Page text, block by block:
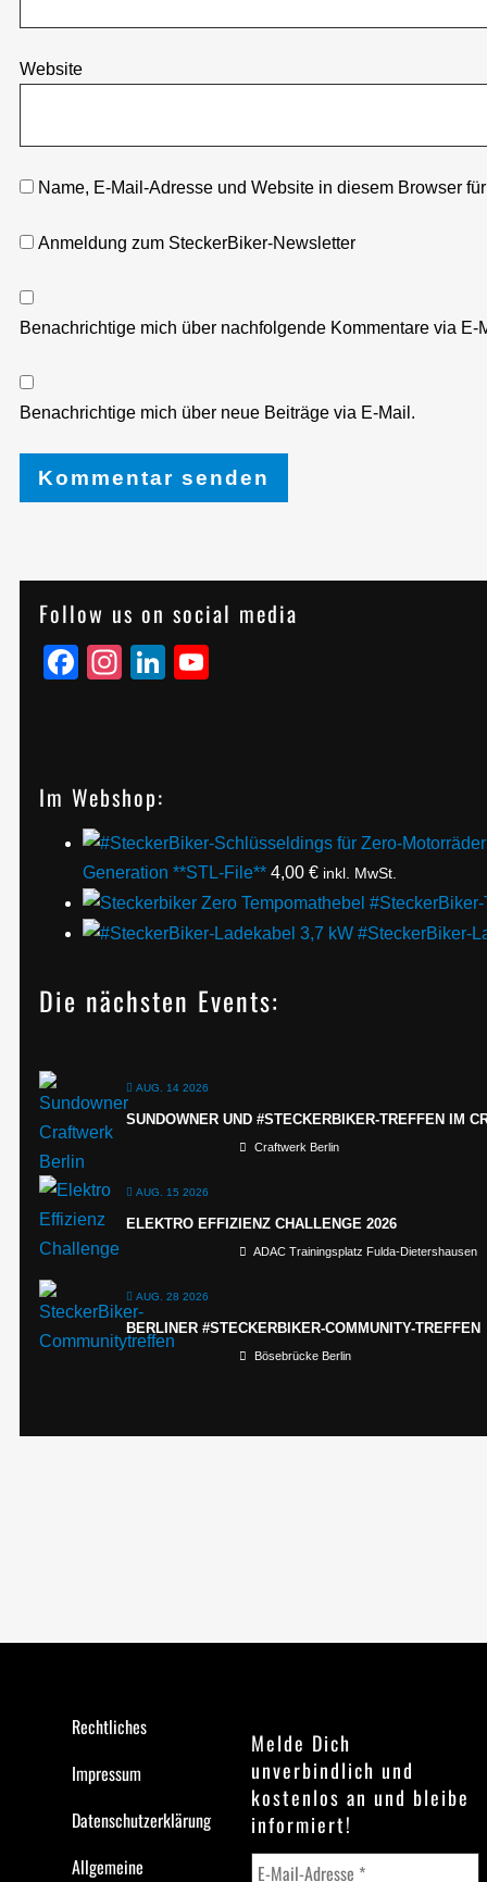
Website
Name, E-Mail-Adresse und Website in diesem Browser
Anmeldung zum SteckerBiker-Newsletter
Benachrichtige mich über nachfolgende Kommentare via E-
Benachrichtige mich über neue Beiträge via E-Mail.
Follow us on social media
Facebook
Instagram
LinkedIn
Im Webshop:
Generation **STL-File** 4,00 € inkl. MwSt.
#SteckerBiker-
Die nächsten Events:
AUG. 14 2026
SUNDOWNER UND #STECKERBIKER-TREFFEN IM
Craftwerk Berlin
AUG. 15 2026
ELEKTRO EFFIZIENZ CHALLENGE 2026
ADAC Trainingsplatz Fulda-Dietershausen
AUG. 28 2026
BERLINER #STECKERBIKER-COMMUNITY-TREFFEN
Bösebrücke Berlin
Rechtliches
Impressum
Datenschutzerklärung
Allgemeine
Melde Dich
unverbindlich und
kostenlos an und bleibe
informiert!